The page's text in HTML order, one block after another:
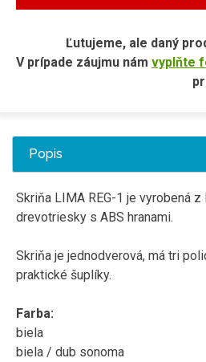
Ľutujeme, ale daný
V prípade záujmu nám vyplňte
Popis
Skriňa LIMA REG-1 je vyrobená z
drevotriesky s ABS hranami.
Skriňa je jednodverová, má tri
praktické šuplíky.
Farba:
biela
biela / dub sonoma